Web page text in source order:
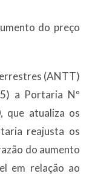
do preço
(ANTT)
a Portaria Nº
que atualiza os
reajusta os
do aumento
em relação ao